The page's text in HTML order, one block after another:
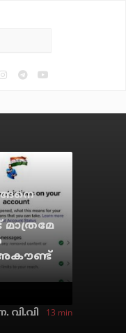
വി.വി 13 min